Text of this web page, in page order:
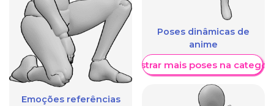
Emoções referências
Poses dinâmicas de
anime
Mostrar mais poses na